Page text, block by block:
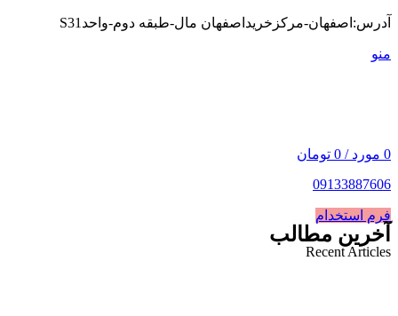
آدرس:اصفهان-مرکزخریداصفهان مال-طبقه دوم-واحدS31
منو
0 مورد /
0 تومان
09133887606
فرم استخدام
آخرین مطالب
Recent Articles